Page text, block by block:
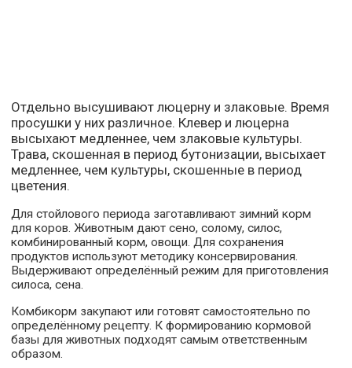
Отдельно высушивают люцерну и злаковые. Время
просушки у них различное. Клевер и люцерна
высыхают медленнее, чем злаковые культуры.
Трава, скошенная в период бутонизации, высыхает
медленнее, чем культуры, скошенные в период
цветения.
Для стойлового периода заготавливают зимний корм
для коров. Животным дают сено, солому, силос,
комбинированный корм, овощи. Для сохранения
продуктов используют методику консервирования.
Выдерживают определённый режим для приготовления
силоса, сена.
Комбикорм закупают или готовят самостоятельно по
определённому рецепту. К формированию кормовой
базы для животных подходят самым ответственным
образом.